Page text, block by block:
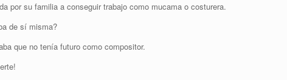
por su familia a conseguir trabajo como mucama o costurera.
de sí misma?
que no tenía futuro como compositor.